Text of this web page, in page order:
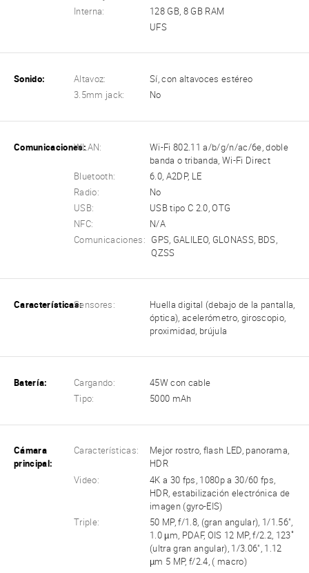
Interna:
128 GB, 8 GB RAM
UFS
Sonido: Altavoz:
Sí, con altavoces estéreo
3.5mm jack:
No
Comunicaciones:WLAN:
Wi-Fi 802.11 a/b/g/n/ac/6e, doble
banda o tribanda, Wi-Fi Direct
Bluetooth:
6.0, A2DP, LE
Radio:
No
USB:
USB tipo C 2.0, OTG
NFC:
N/A
Comunicaciones:
GPS, GALILEO, GLONASS, BDS,
QZSS
Características:Sensores:
Huella digital (debajo de la pantalla,
óptica), acelerómetro, giroscopio,
proximidad, brújula
Batería: Cargando:
45W con cable
Tipo:
5000 mAh
Cámara
principal:
Características:
Mejor rostro, flash LED, panorama,
HDR
Video:
4K a 30 fps, 1080p a 30/60 fps,
HDR, estabilización electrónica de
imagen (gyro-EIS)
Triple:
50 MP, f/1.8, (gran angular), 1/1.56",
1.0 µm, PDAF, OIS 12 MP, f/2.2, 123˚
(ultra gran angular), 1/3.06", 1.12
µm 5 MP, f/2.4, ( macro)